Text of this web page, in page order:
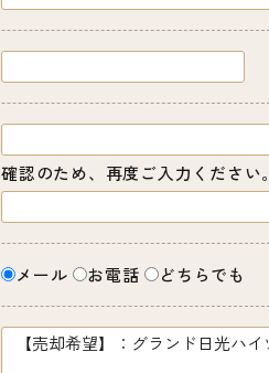
確認のため、再度ご入力ください。
メール お電話 どちらでも